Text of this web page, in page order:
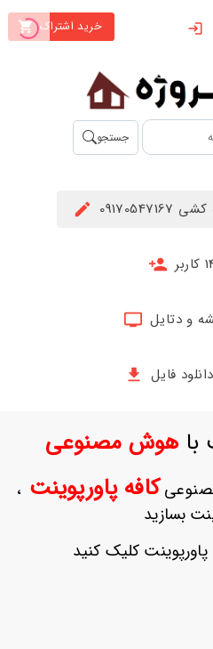
خرید اشتراک
جستجو
باهوش مصنوعی
کافه پاورپوینت ،
بسازید
کلیک کنید